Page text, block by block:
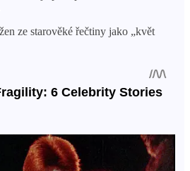
ze starověké řečtiny jako „květ